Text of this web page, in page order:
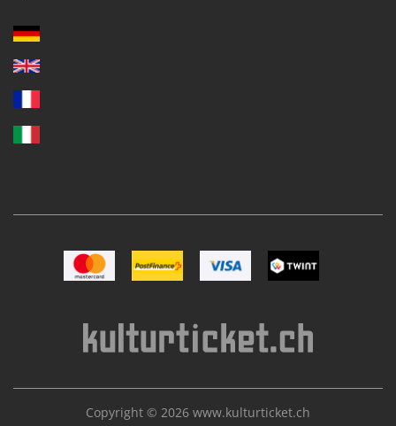
Bild MastercardBild Postfinance
Bild VISA Bild TWINT
Copyright © 2026 www.kulturticket.ch